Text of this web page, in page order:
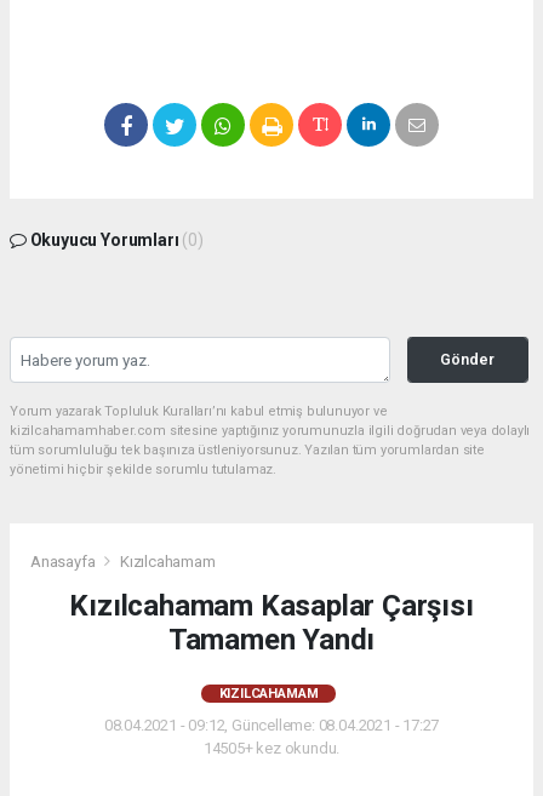
Okuyucu Yorumları (0)
Gönder
Yorum yazarak Topluluk Kuralları’nı kabul etmiş bulunuyor ve
kizilcahamamhaber.com sitesine yaptığınız yorumunuzla ilgili doğrudan veya dolaylı
tüm sorumluluğu tek başınıza üstleniyorsunuz. Yazılan tüm yorumlardan site
yönetimi hiçbir şekilde sorumlu tutulamaz.
Anasayfa Kızılcahamam
Kızılcahamam Kasaplar Çarşısı
Tamamen Yandı
KIZILCAHAMAM
08.04.2021 - 09:12, Güncelleme: 08.04.2021 - 17:27
14505+ kez okundu.